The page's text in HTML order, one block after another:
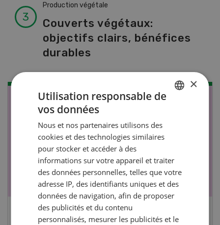
Production végétale
Couverts végétaux:
objectifs clairs, bénéfices
durables
NOV
-
JAN
26
Cours spécialisé Aquaculture
×
Utilisation responsable de
vos données
Nous et nos partenaires utilisons des
cookies et des technologies similaires
pour stocker et accéder à des
informations sur votre appareil et traiter
des données personnelles, telles que votre
adresse IP, des identifiants uniques et des
données de navigation, afin de proposer
des publicités et du contenu
personnalisés, mesurer les publicités et le